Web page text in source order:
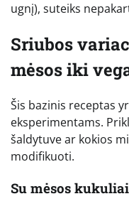
ugnį), suteiks
Sriubos
mėsos iki
Šis bazinis receptas
eksperimentams.
šaldytuve ar kokios
modifikuoti.
Su mėsos